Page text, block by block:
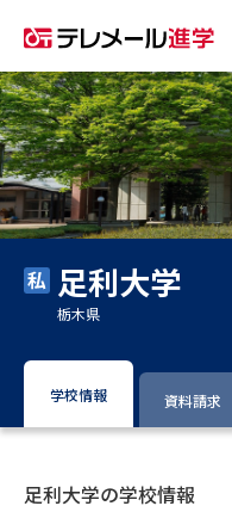
資料請
大学・短大の資料種類
大学パンフ
集要項＆願書
足利大学
栃木県
学校情報 資料請求
足利大学の学校情報